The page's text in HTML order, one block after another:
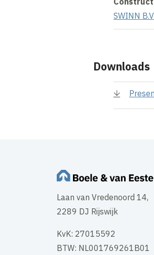
SWINN B.V.
Downloads
Laan van Vredenoord 14,
2289 DJ Rijswijk
KvK: 27015592
BTW: NL001769261B01